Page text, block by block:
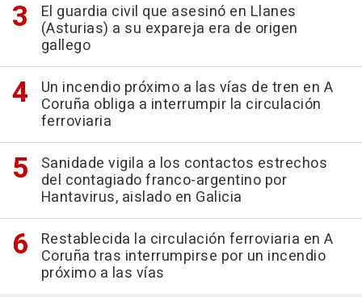
El guardia civil que asesinó en Llanes
(Asturias) a su expareja era de origen
gallego
Un incendio próximo a las vías de tren en A
Coruña obliga a interrumpir la circulación
ferroviaria
Sanidade vigila a los contactos estrechos
del contagiado franco-argentino por
Hantavirus, aislado en Galicia
Restablecida la circulación ferroviaria en A
Coruña tras interrumpirse por un incendio
próximo a las vías